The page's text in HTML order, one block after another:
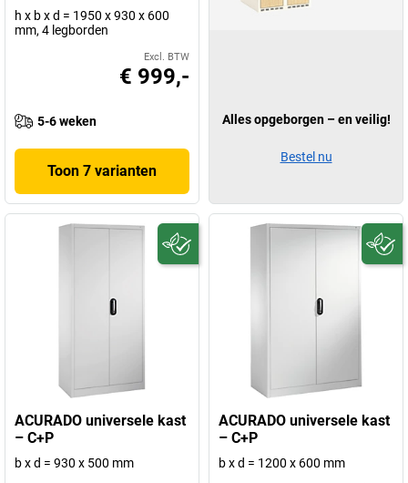
h x b x d = 1950 x 930 x 600
mm, 4 legborden
Excl. BTW
€ 999,-
5-6 weken
Toon 7 varianten
ACURADO universele kast
– C+P
b x d = 930 x 500 mm
ACURADO universele kast
– C+P
b x d = 1200 x 600 mm
Alles opgeborgen – en veilig!
Bestel nu